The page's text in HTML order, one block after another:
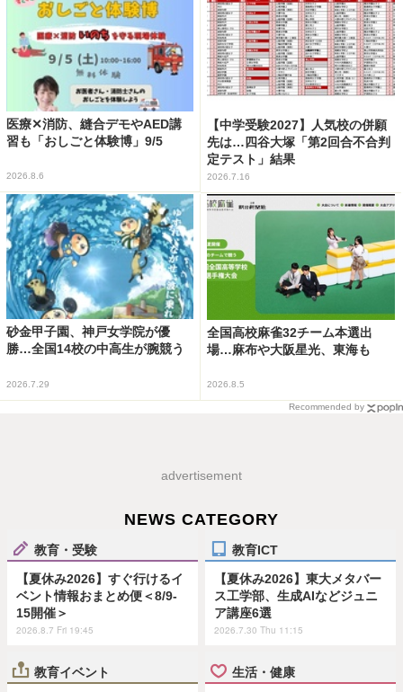
医療✕消防、縫合デモやAED講
習も「おしごと体験博」9/5
2026.8.6
【中学受験2027】人気校の併願
先は…四谷大塚「第2回合不合判
定テスト」結果
2026.7.16
砂金甲子園、神戸女学院が優
勝…全国14校の中高生が腕競う
2026.7.29
全国高校麻雀32チーム本選出
場…麻布や大阪星光、東海も
2026.8.5
Recommended by
advertisement
NEWS CATEGORY
教育・受験
【夏休み2026】すぐ行けるイ
ベント情報おまとめ便＜8/9-
15開催＞
2026.8.7 Fri 19:45
教育ICT
【夏休み2026】東大メタバー
ス工学部、生成AIなどジュニ
ア講座6選
2026.7.30 Thu 11:15
教育イベント 生活・健康